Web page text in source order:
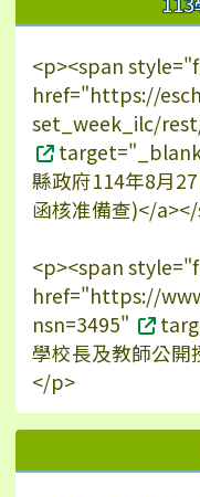
<p><span
href="https://
set_week_ilc/
縣政府114年8月
函核准備查)</
<p><span
href="https://
nsn=3495"
學校長及教師公
</p>